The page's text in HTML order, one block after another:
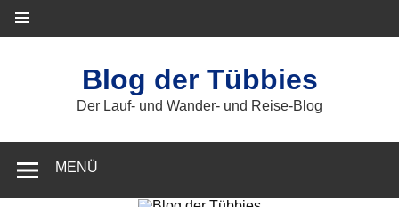
Inhalt
springen
Blog der Tübbies
Der Lauf- und Wander- und Reise-Blog
MENÜ